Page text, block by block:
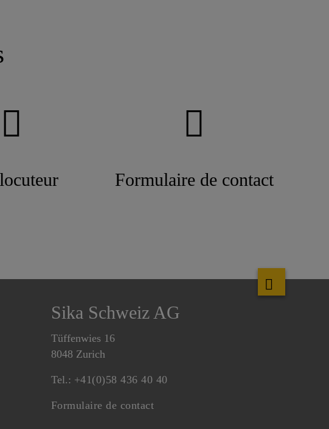
Formulaire de contact
Sika Schweiz AG
Tüffenwies 16
8048 Zurich
Tel.: +41(0)58 436 40 40
Formulaire de contact